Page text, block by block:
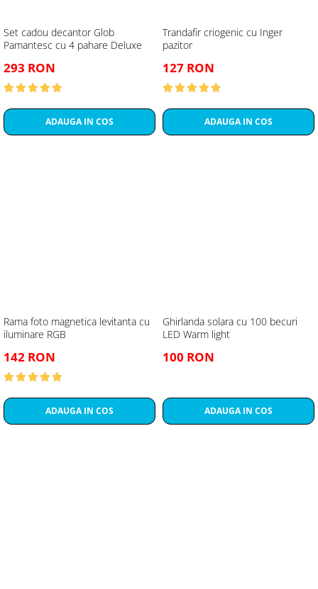
Set cadou decantor Glob
Pamantesc cu 4 pahare Deluxe
293 RON
ADAUGA IN COS
Trandafir criogenic cu Inger
pazitor
127 RON
ADAUGA IN COS
Rama foto magnetica levitanta cu
iluminare RGB
142 RON
ADAUGA IN COS
Ghirlanda solara cu 100 becuri
LED Warm light
100 RON
ADAUGA IN COS